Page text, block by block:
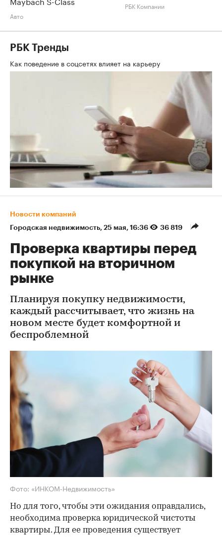
Авто
РБК Компании
РБК Тренды
Как поведение в соцсетях влияет на карьеру
Новости компаний
Городская недвижимость⁠, 25 мая, 16:36 36 819
Проверка квартиры перед
покупкой на вторичном
рынке
Планируя покупку недвижимости,
каждый рассчитывает, что жизнь на
новом месте будет комфортной и
беспроблемной
Фото: «ИНКОМ-Недвижимость»
Но для того, чтобы эти ожидания оправдались,
необходима проверка юридической чистоты
квартиры. Для ее проведения существует